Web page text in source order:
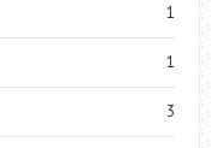
1
1
3